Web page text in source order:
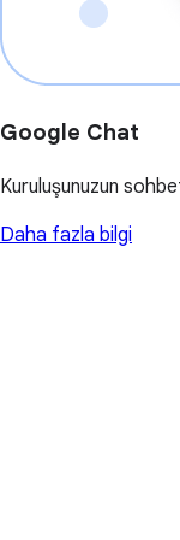
Google Chat
Kuruluşunuzun
Daha fazla bilgi